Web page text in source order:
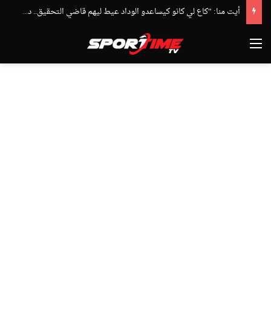
أيت منا: “كاع لي كانو كيساعدو الوداد عيط ليهم قاضي التحقيق.. دابا حتى شي واحد ما بقا باغي يعاون”
القائمة